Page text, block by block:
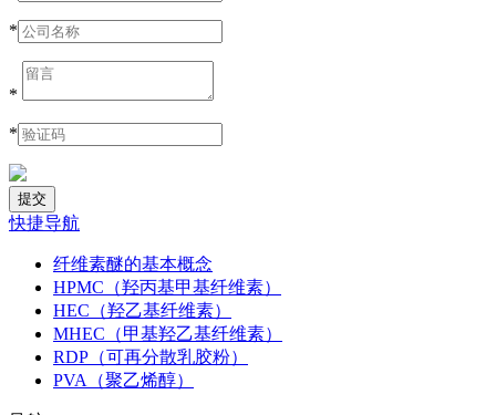
*
*
*
快捷导航
纤维素醚的基本概念
HPMC（羟丙基甲基纤维素）
HEC（羟乙基纤维素）
MHEC（甲基羟乙基纤维素）
RDP（可再分散乳胶粉）
PVA（聚乙烯醇）